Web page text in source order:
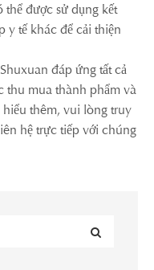
được sử dụng kết
y tế khác để cải thiện
đáp ứng tất cả
thu mua thành phẩm và
thêm, vui lòng truy
hệ trực tiếp với chúng